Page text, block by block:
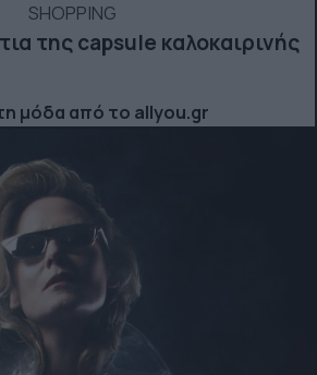
SHOPPING
της capsule καλοκαιρινής
μόδα από το allyou.gr